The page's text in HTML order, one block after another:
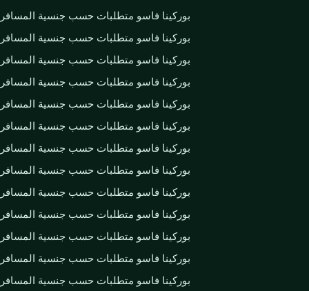
بوركينا فاسو متطلبات حسب جنسية المسافر
بوركينا فاسو متطلبات حسب جنسية المسافر
بوركينا فاسو متطلبات حسب جنسية المسافر
بوركينا فاسو متطلبات حسب جنسية المسافر
بوركينا فاسو متطلبات حسب جنسية المسافر
بوركينا فاسو متطلبات حسب جنسية المسافر
بوركينا فاسو متطلبات حسب جنسية المسافر
بوركينا فاسو متطلبات حسب جنسية المسافر
بوركينا فاسو متطلبات حسب جنسية المسافر
بوركينا فاسو متطلبات حسب جنسية المسافر
بوركينا فاسو متطلبات حسب جنسية المسافر
بوركينا فاسو متطلبات حسب جنسية المسافر
بوركينا فاسو متطلبات حسب جنسية المسافر